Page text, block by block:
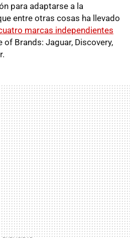
para adaptarse a la
entre otras cosas ha llevado
marcas independientes
of Brands: Jaguar, Discovery,